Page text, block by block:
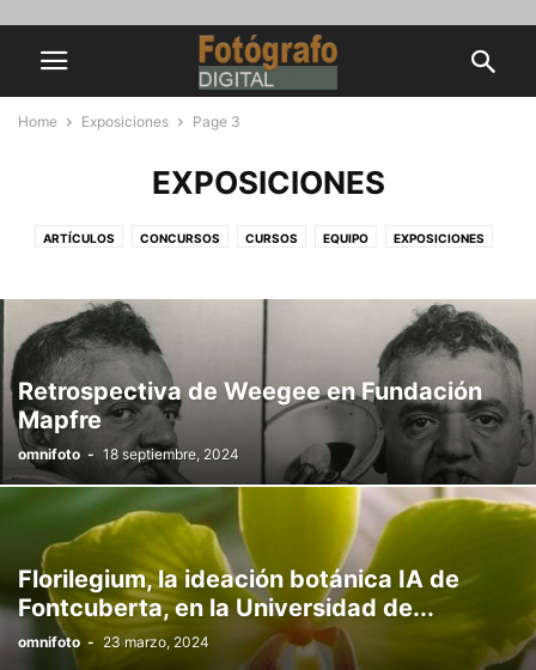
Home Exposiciones Page 3
EXPOSICIONES
ARTÍCULOS CONCURSOS CURSOS EQUIPO EXPOSICIONES
REVISTAS TUTORIALES PHOTOSHOP
Retrospectiva de Weegee en Fundación
Mapfre
omnifoto - 18 septiembre, 2024
Florilegium, la ideación botánica IA de
Fontcuberta, en la Universidad de...
omnifoto - 23 marzo, 2024